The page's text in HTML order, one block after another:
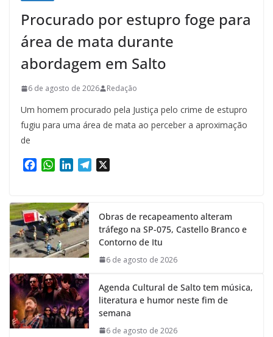
Procurado por estupro foge para
área de mata durante
abordagem em Salto
6 de agosto de 2026 Redação
Um homem procurado pela Justiça pelo crime de estupro
fugiu para uma área de mata ao perceber a aproximação
de
e
b
o
o
k
W
t
s
A
p
p
k
e
d
I
n
m
Obras de recapeamento alteram
tráfego na SP-075, Castello Branco e
Contorno de Itu
6 de agosto de 2026
Agenda Cultural de Salto tem música,
literatura e humor neste fim de
semana
6 de agosto de 2026